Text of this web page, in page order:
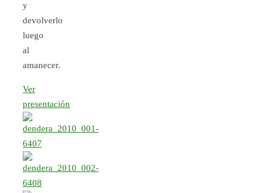
y
devolverlo
luego
al
amanecer.
Ver
presentación